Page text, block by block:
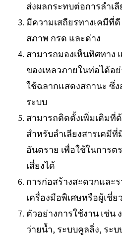
ส่งผลกระทบต่อการลำเลี
มีความเสถียรทางเคมีที่
สภาพ กรด และด่าง
สามารถมองเห็นทิศทาง
ของเหลวภายในท่อได้อ
ใช้ฉลากแสดงสถานะ ซึ่
ระบบ
สามารถติดตั้งเพิ่มเติมที่
สำหรับลำเลียงสารเคมี
อันตราย เพื่อใช้ในการ
เสี่ยงได้
การก่อสร้างสะดวกและ
เครื่องมือพิเศษหรือผู้เชี่
ตัวอย่างการใช้งาน เช่น
ว่ายน้ำ, ระบบคูลลิ่ง, ระ